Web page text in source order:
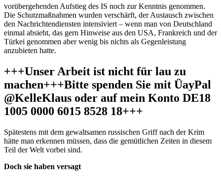
vorübergehenden Aufstieg des IS noch zur Kenntnis genommen.
Die Schutzmaßnahmen wurden verschärft, der Austausch zwischen
den Nachrichtendiensten intensiviert – wenn man von Deutschland
einmal absieht, das gern Hinweise aus den USA, Frankreich und der
Türkei genommen aber wenig bis nichts als Gegenleistung
anzubieten hatte.
+++Unser Arbeit ist nicht für lau zu
machen+++Bitte spenden Sie mit ÜayPal
@KelleKlaus oder auf mein Konto DE18
1005 0000 6015 8528 18+++
Spätestens mit dem gewaltsamen russischen Griff nach der Krim
hätte man erkennen müssen, dass die gemütlichen Zeiten in diesem
Teil der Welt vorbei sind.
Doch sie haben versagt